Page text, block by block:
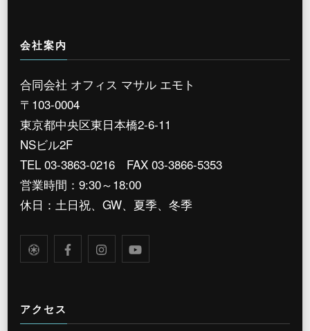
会社案内
合同会社 オフィス マサル エモト
〒103-0004
東京都中央区東日本橋2-6-11
NSビル2F
TEL 03-3863-0216 FAX 03-3866-5353
営業時間：9:30～18:00
休日：土日祝、GW、夏季、冬季
アクセス